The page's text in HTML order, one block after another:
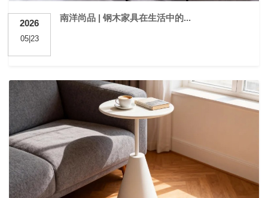
2026
05|23
南洋尚品 | 钢木家具在生活中的...